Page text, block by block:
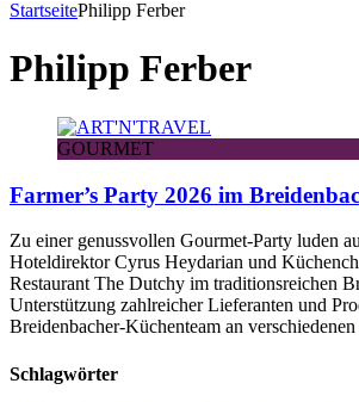
StartseitePhilipp Ferber
Philipp Ferber
GOURMET
Farmer’s Party 2026 im
Zu einer genussvollen Gourmet-Party luden
Hoteldirektor Cyrus Heydarian und
Restaurant The Dutchy im traditionsreichen
Unterstützung zahlreicher Lieferanten und
Breidenbacher-Küchenteam an verschiedenen
Schlagwörter